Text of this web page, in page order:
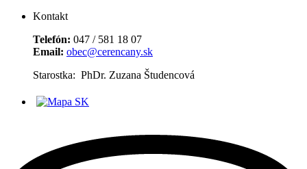
Kontakt
Telefón: 047 / 581 18 07
Email: obec@cerencany.sk
Starostka: PhDr. Zuzana Študencová